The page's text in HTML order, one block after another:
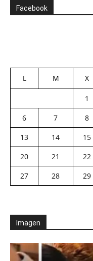
Facebook
L M X
1
6
7 8
13
14 15
20
21 22
27
28 29
Imagen